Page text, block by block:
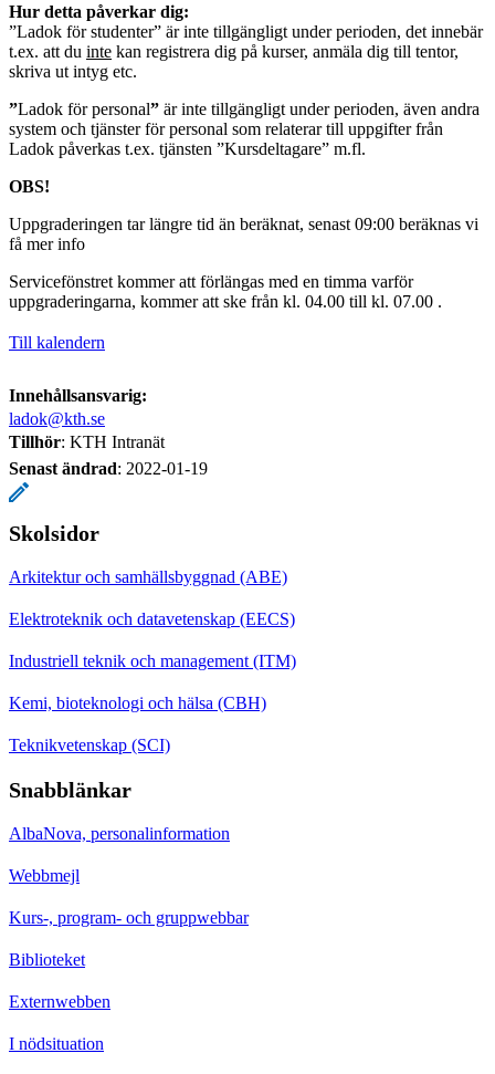
Hur detta påverkar dig:
”Ladok för studenter” är inte tillgängligt under perioden, det innebär
t.ex. att du inte kan registrera dig på kurser, anmäla dig till tentor,
skriva ut intyg etc.
”Ladok för personal” är inte tillgängligt under perioden, även andra
system och tjänster för personal som relaterar till uppgifter från
Ladok påverkas t.ex. tjänsten ”Kursdeltagare” m.fl.
OBS!
Uppgraderingen tar längre tid än beräknat, senast 09:00 beräknas vi
få mer info
Servicefönstret kommer att förlängas med en timma varför
uppgraderingarna, kommer att ske från kl. 04.00 till kl. 07.00 .
Till kalendern
Innehållsansvarig:
ladok@kth.se
Tillhör: KTH Intranät
Senast ändrad: 2022-01-19
Skolsidor
Arkitektur och samhällsbyggnad (ABE)
Elektroteknik och datavetenskap (EECS)
Industriell teknik och management (ITM)
Kemi, bioteknologi och hälsa (CBH)
Teknikvetenskap (SCI)
Snabblänkar
AlbaNova, personalinformation
Webbmejl
Kurs-, program- och gruppwebbar
Biblioteket
Externwebben
I nödsituation